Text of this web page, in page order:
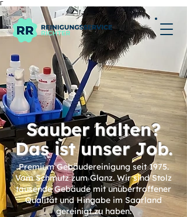
Γ
Sauber halten?
Das ist unser Job.
Premium Gebäudereinigung seit 1975.
Vom Schmutz zum Glanz. Wir sind Stolz
tausende Gebäude mit unübertroffener
Qualität und Hingabe im Saarland
gereinigt zu haben.